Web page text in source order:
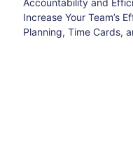
Increase Your Team’s
Planning, Time Cards,